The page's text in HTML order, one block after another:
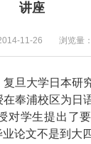
讲座
11-26 浏览量：
复旦大学日本研
奉浦校区为日
对学生提出了
业论文不是到大